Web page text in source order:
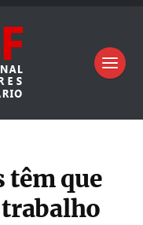
têm que